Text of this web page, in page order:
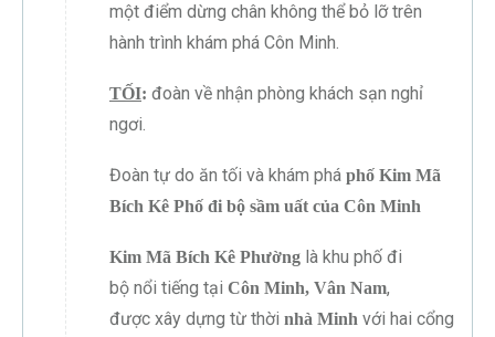
một điểm dừng chân không thể bỏ lỡ trên
hành trình khám phá Côn Minh.
TỐI: đoàn về nhận phòng khách sạn nghỉ
ngơi.
Đoàn tự do ăn tối và khám phá phố Kim Mã
Bích Kê Phố đi bộ sầm uất của Côn Minh
Kim Mã Bích Kê Phường là khu phố đi
bộ nổi tiếng tại Côn Minh, Vân Nam,
được xây dựng từ thời nhà Minh với hai cổng